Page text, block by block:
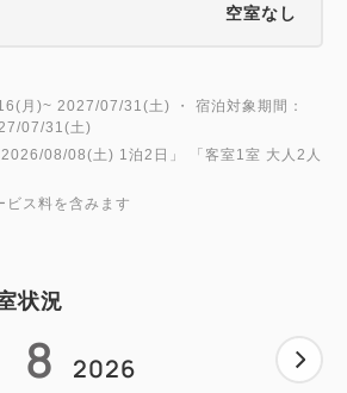
ネマズ／セブンイレブン（24時
まで）
ムジンバス約120分
空室なし
月)~ 2027/07/31(土) ・ 宿泊対象期間：
07/31(土)
08/08(土) 1泊2日 」 「客室1室 大人2人
ス料を含みます
状況
8 2026